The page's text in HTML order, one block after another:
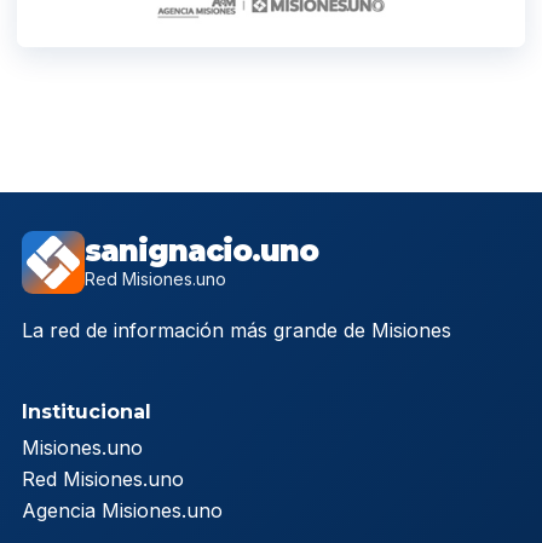
sanignacio.uno
Red Misiones.uno
La red de información más grande de Misiones
Institucional
Misiones.uno
Red Misiones.uno
Agencia Misiones.uno